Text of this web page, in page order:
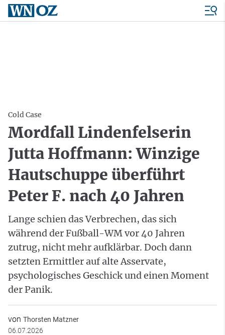
Cold Case
Mordfall Lindenfelserin
Jutta Hoffmann: Winzige
Hautschuppe überführt
Peter F. nach 40 Jahren
Lange schien das Verbrechen, das sich
während der Fußball-WM vor 40 Jahren
zutrug, nicht mehr aufklärbar. Doch dann
setzten Ermittler auf alte Asservate,
psychologisches Geschick und einen Moment
der Panik.
von Thorsten Matzner
06.07.2026